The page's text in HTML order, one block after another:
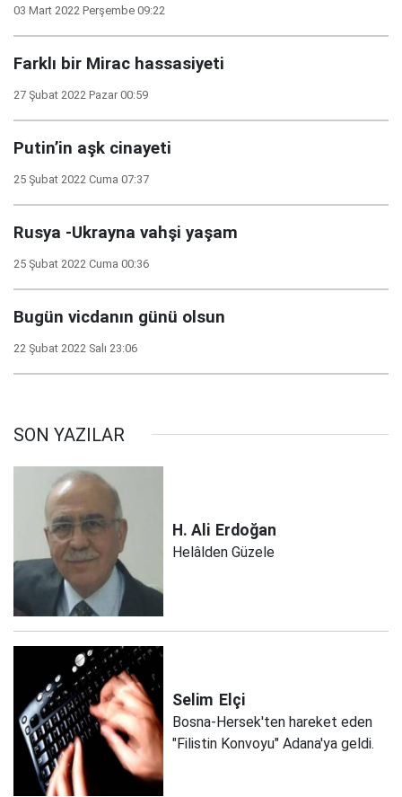
03 Mart 2022 Perşembe 09:22
Farklı bir Mirac hassasiyeti
27 Şubat 2022 Pazar 00:59
Putin’in aşk cinayeti
25 Şubat 2022 Cuma 07:37
Rusya -Ukrayna vahşi yaşam
25 Şubat 2022 Cuma 00:36
Bugün vicdanın günü olsun
22 Şubat 2022 Salı 23:06
SON YAZILAR
H. Ali Erdoğan
Helâlden Güzele
Selim Elçi
Bosna-Hersek'ten hareket eden
"Filistin Konvoyu" Adana'ya geldi.